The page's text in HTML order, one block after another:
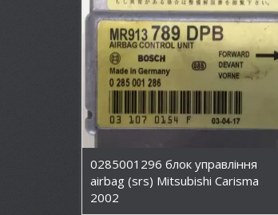
0285001296 блок управління
airbag (srs) Mitsubishi Carisma
2002